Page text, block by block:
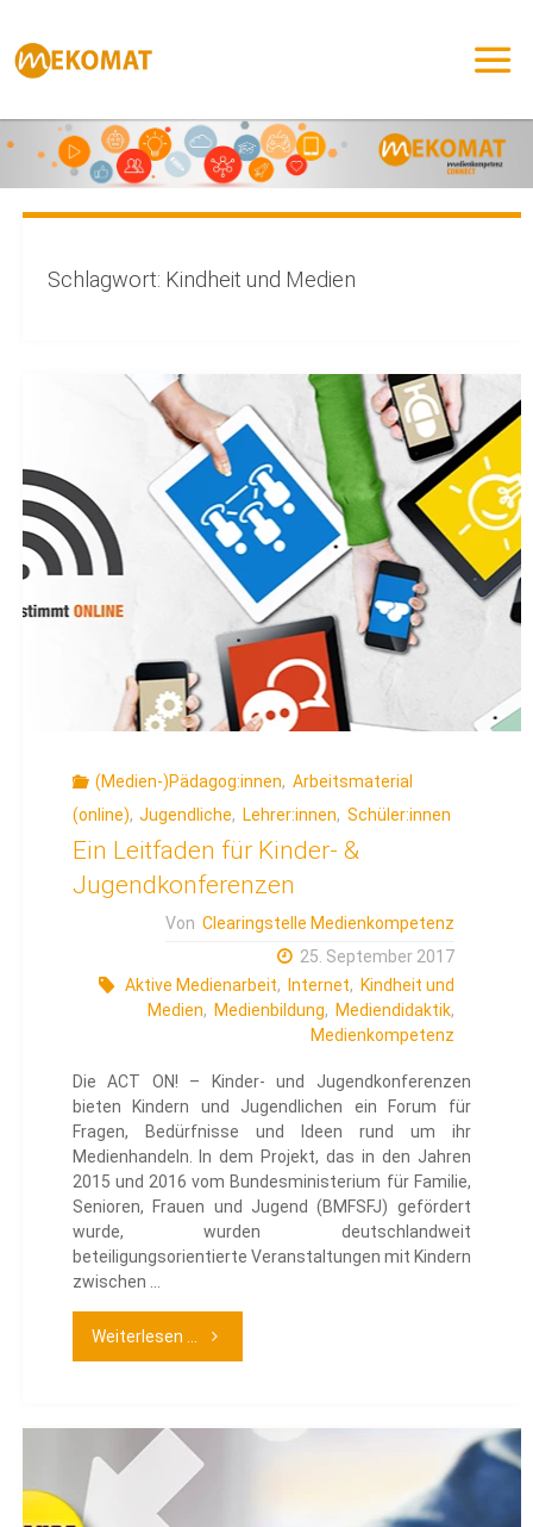
Inhalt
springen
Schlagwort: Kindheit und Medien
(Medien-)Pädagog:innen, Arbeitsmaterial
(online), Jugendliche, Lehrer:innen, Schüler:innen
Ein Leitfaden für Kinder- &
Jugendkonferenzen
Von Clearingstelle Medienkompetenz
25. September 2017
Aktive Medienarbeit, Internet, Kindheit und
Medien, Medienbildung, Mediendidaktik,
Medienkompetenz
Die ACT ON! – Kinder- und Jugendkonferenzen
bieten Kindern und Jugendlichen ein Forum für
Fragen, Bedürfnisse und Ideen rund um ihr
Medienhandeln. In dem Projekt, das in den Jahren
2015 und 2016 vom Bundesministerium für Familie,
Senioren, Frauen und Jugend (BMFSFJ) gefördert
wurde, wurden deutschlandweit
beteiligungsorientierte Veranstaltungen mit Kindern
zwischen …
Weiterlesen ... "Ein